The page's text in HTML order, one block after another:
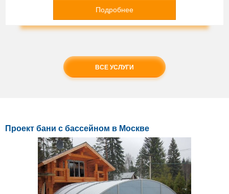
Подробнее
ВСЕ УСЛУГИ
Проект бани с бассейном в Москве